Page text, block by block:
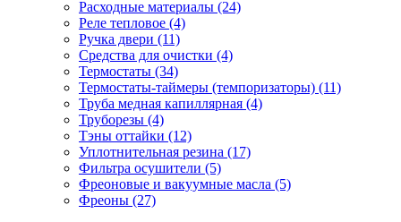
Расходные материалы (24)
Реле тепловое (4)
Ручка двери (11)
Средства для очистки (4)
Термостаты (34)
Термостаты-таймеры (темпоризаторы) (11)
Труба медная капиллярная (4)
Труборезы (4)
Тэны оттайки (12)
Уплотнительная резина (17)
Фильтра осушители (5)
Фреоновые и вакуумные масла (5)
Фреоны (27)